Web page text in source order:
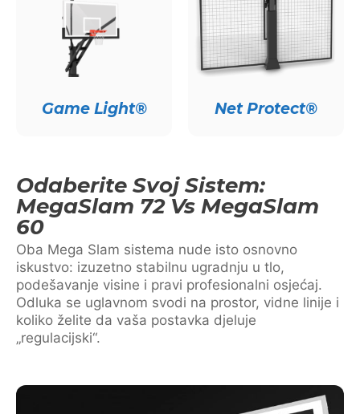
Game Light® Net Protect®
Odaberite Svoj Sistem:
MegaSlam 72 Vs MegaSlam
60
Oba Mega Slam sistema nude isto osnovno
iskustvo: izuzetno stabilnu ugradnju u tlo,
podešavanje visine i pravi profesionalni osjećaj.
Odluka se uglavnom svodi na prostor, vidne linije i
koliko želite da vaša postavka djeluje
„regulacijski“.